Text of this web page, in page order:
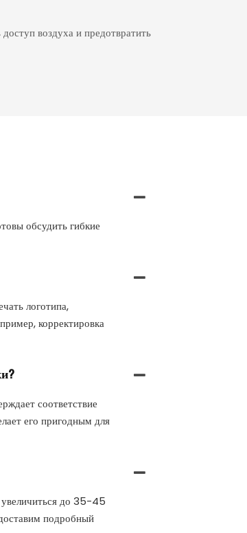
воздуха и предотвратить
обсудить гибкие
логотипа,
корректировка
соответствие
его пригодным для
увеличиться до 35-45
подробный